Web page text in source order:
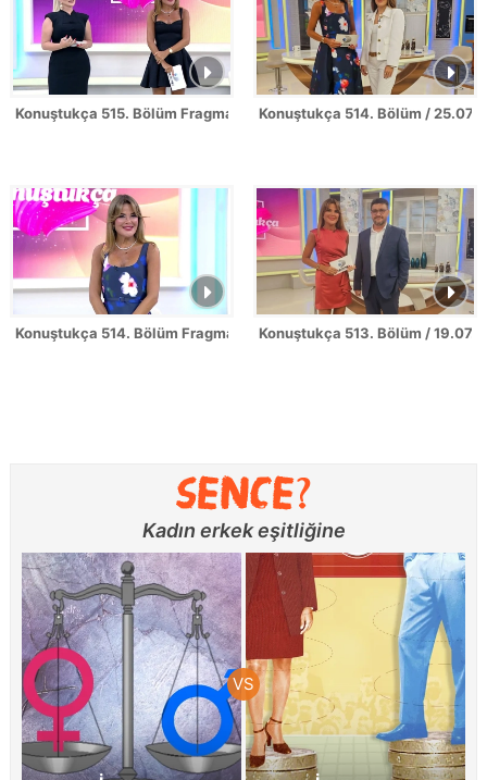
Konuştukça 515. Bölüm Fragmanı Konuştukça 514. Bölüm /
Konuştukça 514. Bölüm Fragmanı Konuştukça 513. Bölüm /
Kadın erkek eşitliğine